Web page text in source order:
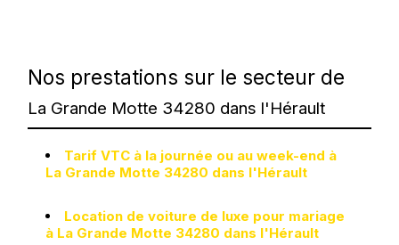
Nos prestations sur le secteur de
La Grande Motte 34280 dans l'Hérault
Tarif VTC à la journée ou au week-end à
La Grande Motte 34280 dans l'Hérault
Location de voiture de luxe pour mariage
à La Grande Motte 34280 dans l'Hérault